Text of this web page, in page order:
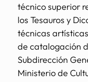
técnico superior
los Tesauros y
técnicas
de catalogación
Subdirección
Ministerio de